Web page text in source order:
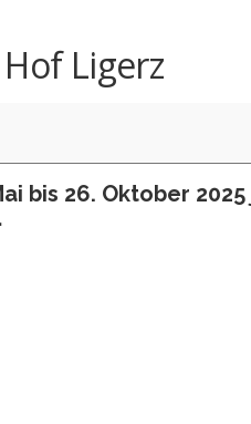
Ligerz
bis 26. Oktober 2025